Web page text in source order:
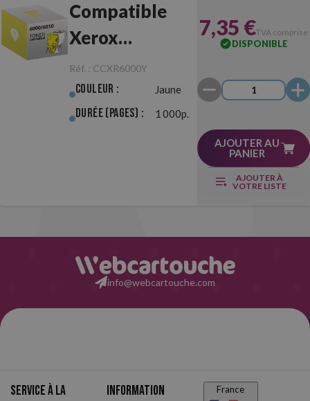
Compatible
Xerox
6000/6010
Jaune
Réf. : CCXR6000Y
Couleur : Jaune
Durée (pages) : 1 000p.
7,35 €TVA comprise
DISPONIBLE
AJOUTER AU
PANIER
AJOUTER À
VOTRE LISTE
info@webcartouche.com
Service à la
Information France